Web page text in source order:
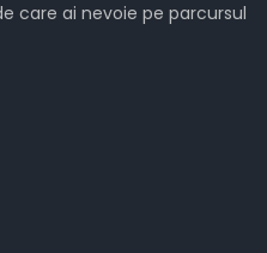
care ai nevoie pe parcursul